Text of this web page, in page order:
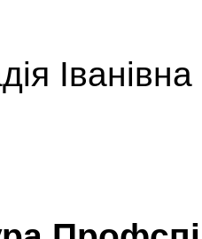
Іванівна